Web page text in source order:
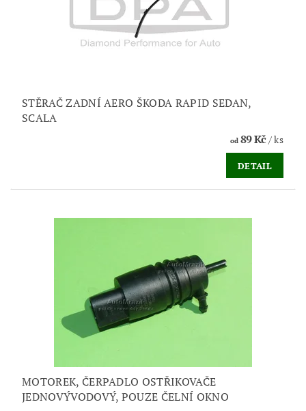
STĚRAČ ZADNÍ AERO ŠKODA RAPID SEDAN,
SCALA
od89 Kč/ ks
DETAIL
MOTOREK, ČERPADLO OSTŘIKOVAČE
JEDNOVÝVODOVÝ, POUZE ČELNÍ OKNO